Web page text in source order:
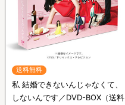
送料無料
私 結婚できないんじゃなくて、
しないんです／DVD-BOX（送料